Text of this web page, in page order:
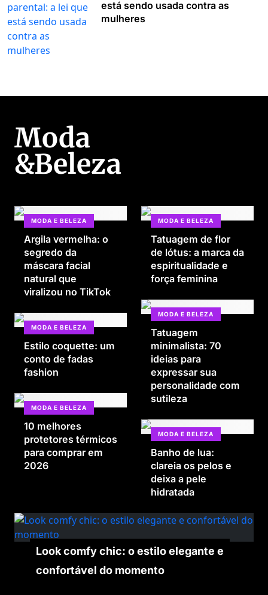
está sendo usada contra as
mulheres
Moda
&Beleza
MODA E BELEZA
Argila vermelha: o
segredo da
máscara facial
natural que
viralizou no TikTok
MODA E BELEZA
Estilo coquette: um
conto de fadas
fashion
MODA E BELEZA
10 melhores
protetores térmicos
para comprar em
2026
MODA E BELEZA
Tatuagem de flor
de lótus: a marca da
espiritualidade e
força feminina
MODA E BELEZA
Tatuagem
minimalista: 70
ideias para
expressar sua
personalidade com
sutileza
MODA E BELEZA
Banho de lua:
clareia os pelos e
deixa a pele
hidratada
Look comfy chic: o estilo elegante e
confortável do momento